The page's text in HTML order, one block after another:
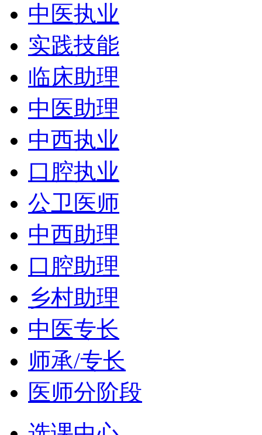
中医执业
实践技能
临床助理
中医助理
中西执业
口腔执业
公卫医师
中西助理
口腔助理
乡村助理
中医专长
师承/专长
医师分阶段